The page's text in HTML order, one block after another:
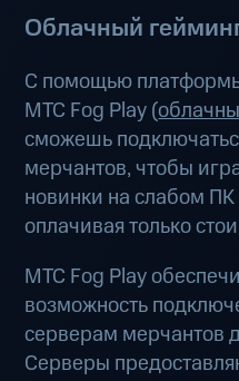
Облачный
С помощью
МТС Fog Play (
сможешь
мерчантов, чтобы
новинки на слабом
оплачивая только
МТС Fog Play
возможность
серверам мерчантов
Серверы